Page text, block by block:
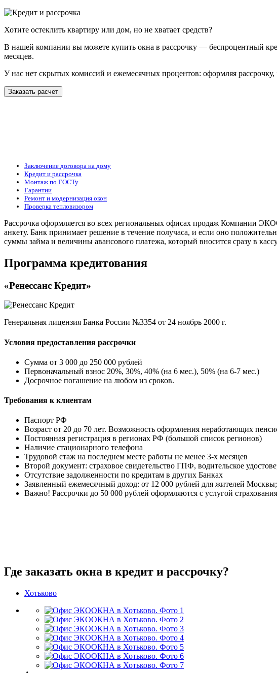
Хотите остеклить квартиру или дом, но не хватает средств?
В нашей компании вы можете купить окна в рассрочку — беспроцентный
месяцев.
У нас нет скрытых комиссий и ежемесячных процентов: оформляя
Заказать расчет
Заключение договора на дому
Кредит и рассрочка
Монтаж по ГОСТу
Гарантии
Ремонт и модернизация окон
Проверка тепловизором
Рассрочка оформляется во всех региональных офисах продаж Компании
анкету. Банк принимает решение в течение получаса, и если оно
суммы займа и величины авансового платежа, который вносится сразу в
Программа кредитования
«Ренессанс Кредит»
Генеральная лицензия Банка России №3354 от 24 ноябрь 2000 г.
Условия предоставления рассрочки
Сумма от 3 000 до 250 000 рублей
Первоначальный взнос 20%, 30%, 40% (на 6 мес.), 50% (на 6-7 мес.)
Досрочное погашение на любом из сроков.
Требования к клиентам
Паспорт РФ
Возраст от 20 до 70 лет. Возможность оформления неработающих
Постоянная регистрация в регионах РФ (большой список регионов)
Наличие стационарного телефона
Трудовой стаж на последнем месте работы не менее 3-х месяцев
Второй документ: страховое свидетельство ГПФ, водительское
Отсутствие задолженности по кредитам в других Банках
Заявленный ежемесячный доход: от 12 000 рублей для жителей
Важно! Рассрочки до 50 000 рублей оформляются с услугой
Где заказать окна в кредит и рассрочку?
Хотьково